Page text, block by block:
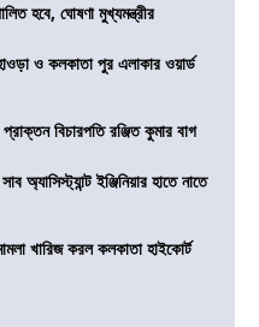
হবে, ঘোষণা মুখ্যমন্ত্রীর
ও কলকাতা পুর এলাকার ওয়ার্ড
বিচারপতি রঞ্জিত কুমার বাগ
অ্যাসিস্ট্যান্ট ইঞ্জিনিয়ার হাতে নাতে
খারিজ করল কলকাতা হাইকোর্ট